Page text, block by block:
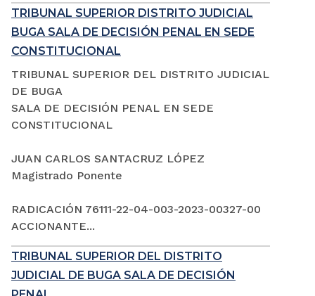
TRIBUNAL SUPERIOR DISTRITO JUDICIAL
BUGA SALA DE DECISIÓN PENAL EN SEDE
CONSTITUCIONAL
TRIBUNAL SUPERIOR DEL DISTRITO JUDICIAL
DE BUGA
SALA DE DECISIÓN PENAL EN SEDE
CONSTITUCIONAL
JUAN CARLOS SANTACRUZ LÓPEZ
Magistrado Ponente
RADICACIÓN 76111-22-04-003-2023-00327-00
ACCIONANTE...
TRIBUNAL SUPERIOR DEL DISTRITO
JUDICIAL DE BUGA SALA DE DECISIÓN